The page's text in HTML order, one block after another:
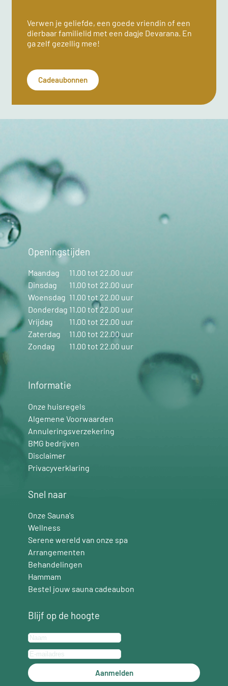
Verwen je geliefde, een goede vriendin of een
dierbaar familielid met een dagje Devarana. En
ga zelf gezellig mee!
Cadeaubonnen
Openingstijden
Maandag
11.00 tot 22.00 uur
Dinsdag
11.00 tot 22.00 uur
Woensdag 11.00 tot 22.00 uur
Donderdag 11.00 tot 22.00 uur
Vrijdag
11.00 tot 22.00 uur
Zaterdag
11.00 tot 22.00 uur
Zondag
11.00 tot 22.00 uur
Informatie
Onze huisregels
Algemene Voorwaarden
Annuleringsverzekering
BMG bedrijven
Disclaimer
Privacyverklaring
Snel naar
Onze Sauna's
Wellness
Serene wereld van onze spa
Arrangementen
Behandelingen
Hammam
Bestel jouw sauna cadeaubon
Blijf op de hoogte
Aanmelden